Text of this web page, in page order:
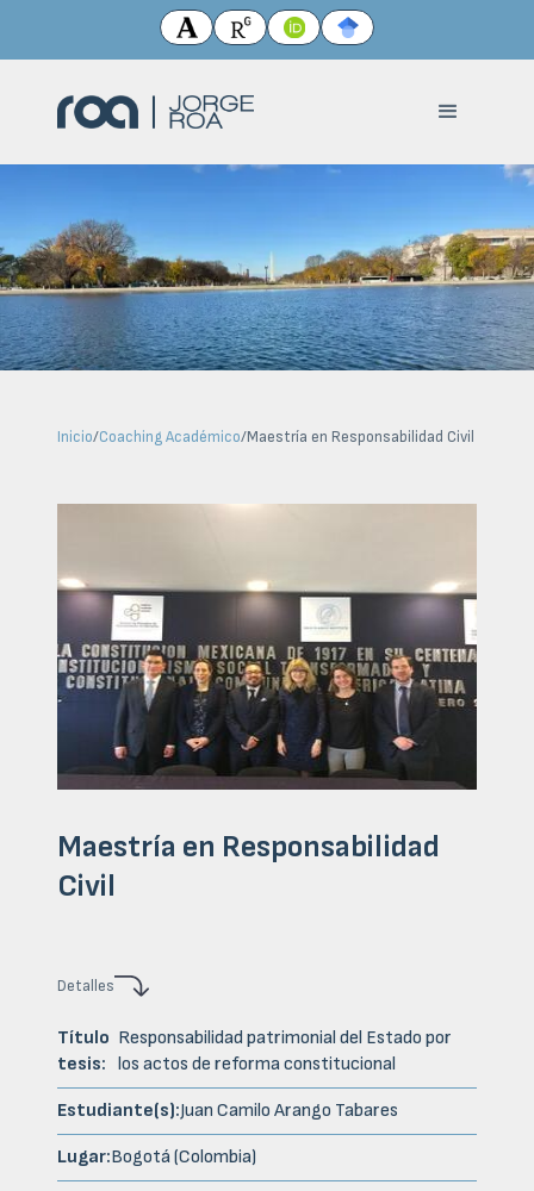
Inicio/Coaching Académico/Maestría en Responsabilidad Civil
Maestría en Responsabilidad
Civil
Detalles
Título
tesis:
Responsabilidad patrimonial del Estado por
los actos de reforma constitucional
Estudiante(s):Juan Camilo Arango Tabares
Lugar:Bogotá (Colombia)